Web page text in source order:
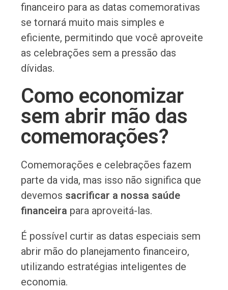
financeiro para as datas comemorativas
se tornará muito mais simples e
eficiente, permitindo que você aproveite
as celebrações sem a pressão das
dívidas.
Como economizar
sem abrir mão das
comemorações?
Comemorações e celebrações fazem
parte da vida, mas isso não significa que
devemos sacrificar a nossa saúde
financeira para aproveitá-las.
É possível curtir as datas especiais sem
abrir mão do planejamento financeiro,
utilizando estratégias inteligentes de
economia.